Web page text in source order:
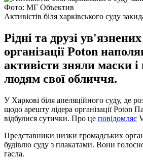
Фото: МГ Объектив
Активістів біля харківського суду
Рідні та друзі
організації Poton
активісти зняли маски і
людям свої обличчя.
У Харкові біля апеляційного суду, де
щодо арешту лідера організації Poton
відбулися сутички. Про це повідомляє
Представники низки громадських
будівлю суду з плакатами. Вони
гасла.